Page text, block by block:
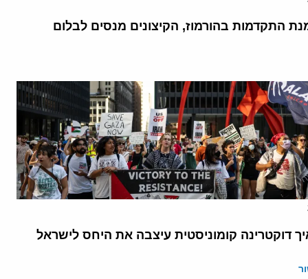
התקדמות בהורמוז, הקיצונים מנסים לבלום
דוקטרינה קומוניסטית עיצבה את היחס לישראל